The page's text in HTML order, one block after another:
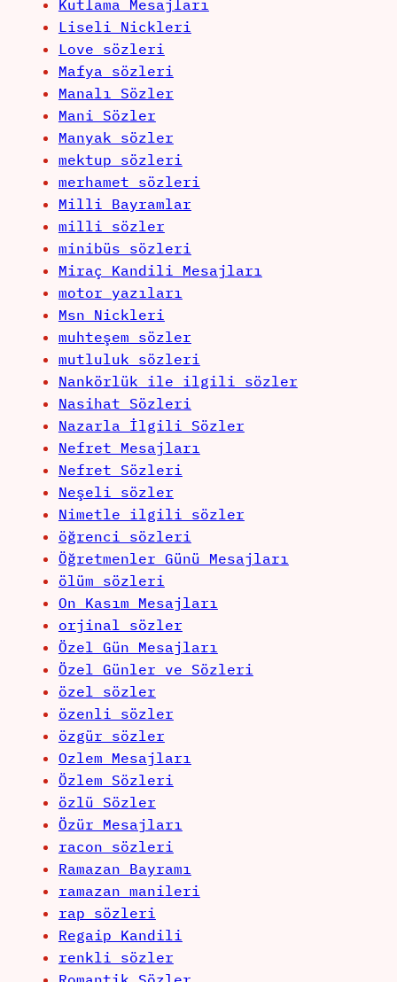
Kutlama Mesajları
Liseli Nickleri
Love sözleri
Mafya sözleri
Manalı Sözler
Mani Sözler
Manyak sözler
mektup sözleri
merhamet sözleri
Milli Bayramlar
milli sözler
minibüs sözleri
Miraç Kandili Mesajları
motor yazıları
Msn Nickleri
muhteşem sözler
mutluluk sözleri
Nankörlük ile ilgili sözler
Nasihat Sözleri
Nazarla İlgili Sözler
Nefret Mesajları
Nefret Sözleri
Neşeli sözler
Nimetle ilgili sözler
öğrenci sözleri
Öğretmenler Günü Mesajları
ölüm sözleri
On Kasım Mesajları
orjinal sözler
Özel Gün Mesajları
Özel Günler ve Sözleri
özel sözler
özenli sözler
özgür sözler
Ozlem Mesajları
Özlem Sözleri
özlü Sözler
Özür Mesajları
racon sözleri
Ramazan Bayramı
ramazan manileri
rap sözleri
Regaip Kandili
renkli sözler